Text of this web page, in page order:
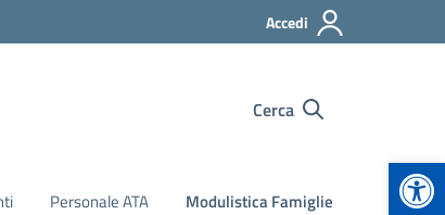
Accedi
Cerca
Personale ATA Modulistica Famiglie